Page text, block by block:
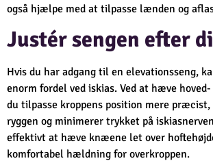
også hjælpe med at tilpasse lænden og
Justér sengen efter
Hvis du har adgang til en elevationsseng,
enorm fordel ved iskias. Ved at hæve
du tilpasse kroppens position mere
ryggen og minimerer trykket på
effektivt at hæve knæene let over
komfortabel hældning for overkroppen.